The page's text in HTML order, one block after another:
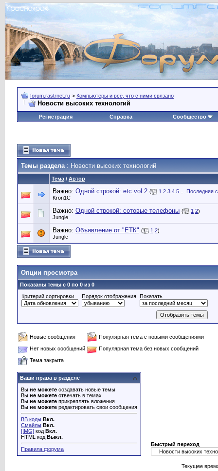
forum.rastrnet.ru > Компьютеры и всё, что с ними связано
Новости высоких технологий
Регистрация Справка Сообщество
Темы раздела: Новости высоких технологий
Тема / Автор
Важно: Одной строкой: etc vol.2 ( 1 2 3 4 5
Последняя
Kron1C
Важно: Одной строкой: сотовые телефоны ( 1 2)
Jungle
Важно: Объявление от "ЕТК" ( 1 2)
Jungle
Опции просмотра
Показаны темы с 0 по 0 из 0
Критерий сортировки
Порядок отображения Показать
Новые сообщения
Популярная тема с новыми сообщениями
Нет новых сообщений
Популярная тема без новых сообщений
Тема закрыта
Ваши права в разделе
Вы не можете создавать новые темы
Вы не можете отвечать в темах
Вы не можете прикреплять вложения
Вы не можете редактировать свои сообщения
BB коды Вкл.
Смайлы Вкл.
[IMG] код Вкл.
HTML код Выкл.
Правила форума
Быстрый переход
Текущее